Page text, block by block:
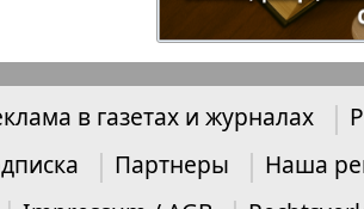
Рейнская
Газета Русская
в газетах и журналах
Партнеры Наша